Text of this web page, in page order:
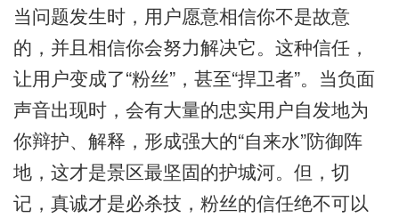
当问题发生时，用户愿意相信你不是故意
的，并且相信你会努力解决它。这种信任，
让用户变成了“粉丝”，甚至“捍卫者”。当负面
声音出现时，会有大量的忠实用户自发地为
你辩护、解释，形成强大的“自来水”防御阵
地，这才是景区最坚固的护城河。但，切
记，真诚才是必杀技，粉丝的信任绝不可以